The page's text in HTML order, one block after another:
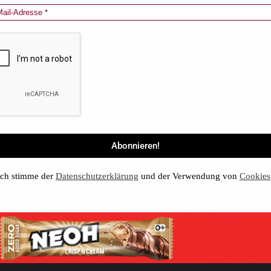
stimme der Datenschutzerklärung und der Verwendung von Cookies